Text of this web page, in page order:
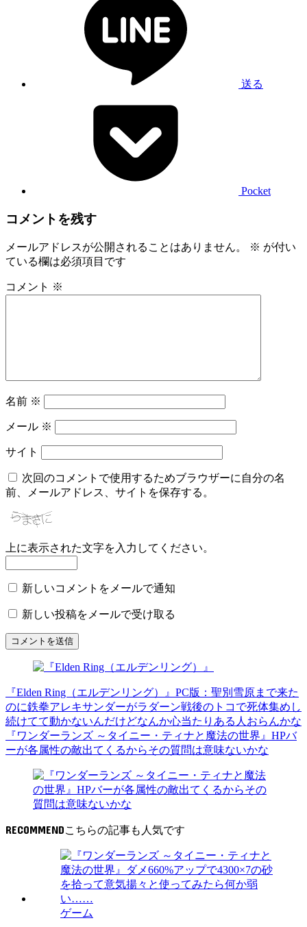
送る
Pocket
コメントを残す
メールアドレスが公開されることはありません。 ※ が付い
ている欄は必須項目です
コメント ※
名前 ※
メール ※
サイト
次回のコメントで使用するためブラウザーに自分の名
前、メールアドレス、サイトを保存する。
上に表示された文字を入力してください。
新しいコメントをメールで通知
新しい投稿をメールで受け取る
『Elden Ring（エルデンリング）』PC版：聖別雪原まで来た
のに鉄拳アレキサンダーがラダーン戦後のトコで死体集めし
続けてて動かないんだけどなんか心当たりある人おらんかな
『ワンダーランズ ～タイニー・ティナと魔法の世界』HPバ
ーが各属性の敵出てくるからその質問は意味ないかな
RECOMMEND
ゲーム